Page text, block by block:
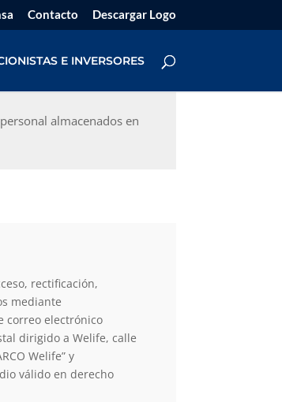
Contacto Descargar Logo
E INVERSORES
almacenados en
rectificación,
mediante
correo electrónico
dirigido a Welife, calle
Welife” y
válido en derecho